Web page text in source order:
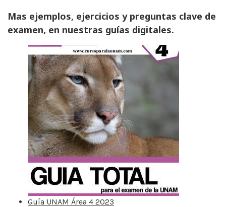
Mas ejemplos, ejercicios y preguntas clave de
examen, en nuestras guías digitales.
Guía UNAM Área 4 2023